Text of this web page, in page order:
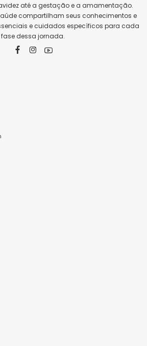
até a gestação e a amamentação.
compartilham seus conhecimentos e
e cuidados específicos para cada
fase dessa jornada.